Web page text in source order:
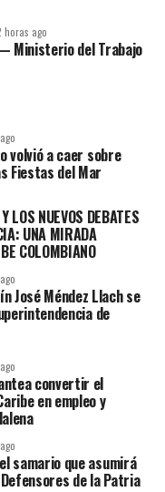
horas ago
Ministerio del Trabajo
volvió a caer sobre
Fiestas del Mar
LOS NUEVOS DEBATES
UNA MIRADA
COLOMBIANO
José Méndez Llach se
de
convertir el
en empleo y
samario que asumirá
de la Patria